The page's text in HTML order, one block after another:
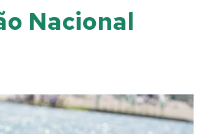
Nacional